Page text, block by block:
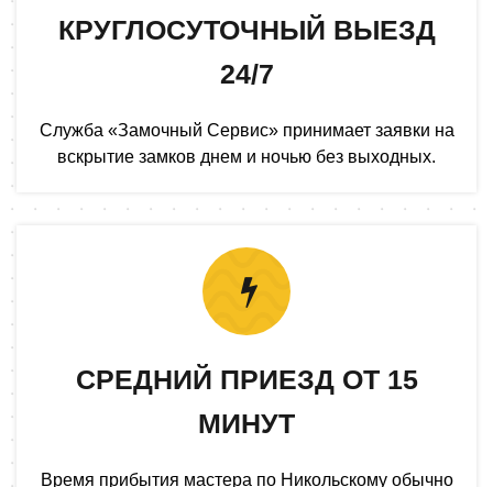
КРУГЛОСУТОЧНЫЙ ВЫЕЗД
24/7
Служба «Замочный Сервис» принимает заявки на
вскрытие замков днем и ночью без выходных.
СРЕДНИЙ ПРИЕЗД ОТ 15
МИНУТ
Время прибытия мастера по Никольскому обычно